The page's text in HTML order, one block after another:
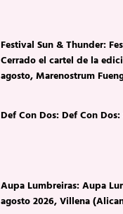
Festival Sun & Thunder:
Cerrado el cartel de la
agosto, Marenostrum
Def Con Dos: Def Con
Aupa Lumbreiras: Aupa
agosto 2026, Villena